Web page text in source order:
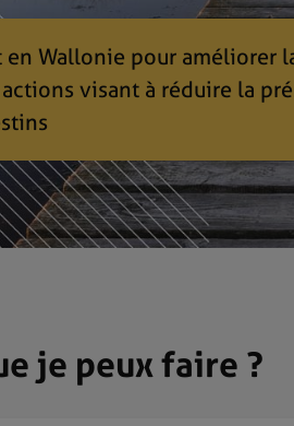
en Wallonie pour améliorer
visant à réduire la
je peux faire ?